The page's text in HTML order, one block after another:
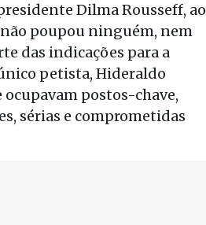
Dilma Rousseff, ao
poupou ninguém, nem
das indicações para a
petista, Hideraldo
postos-chave,
sérias e comprometidas